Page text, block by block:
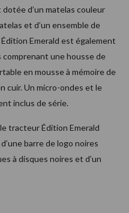
dotée d’un matelas couleur
et d’un ensemble de
Emerald est également
comprenant une housse de
en mousse à mémoire de
cuir. Un micro-ondes et le
inclus de série.
tracteur Édition Emerald
barre de logo noires
à disques noires et d’un